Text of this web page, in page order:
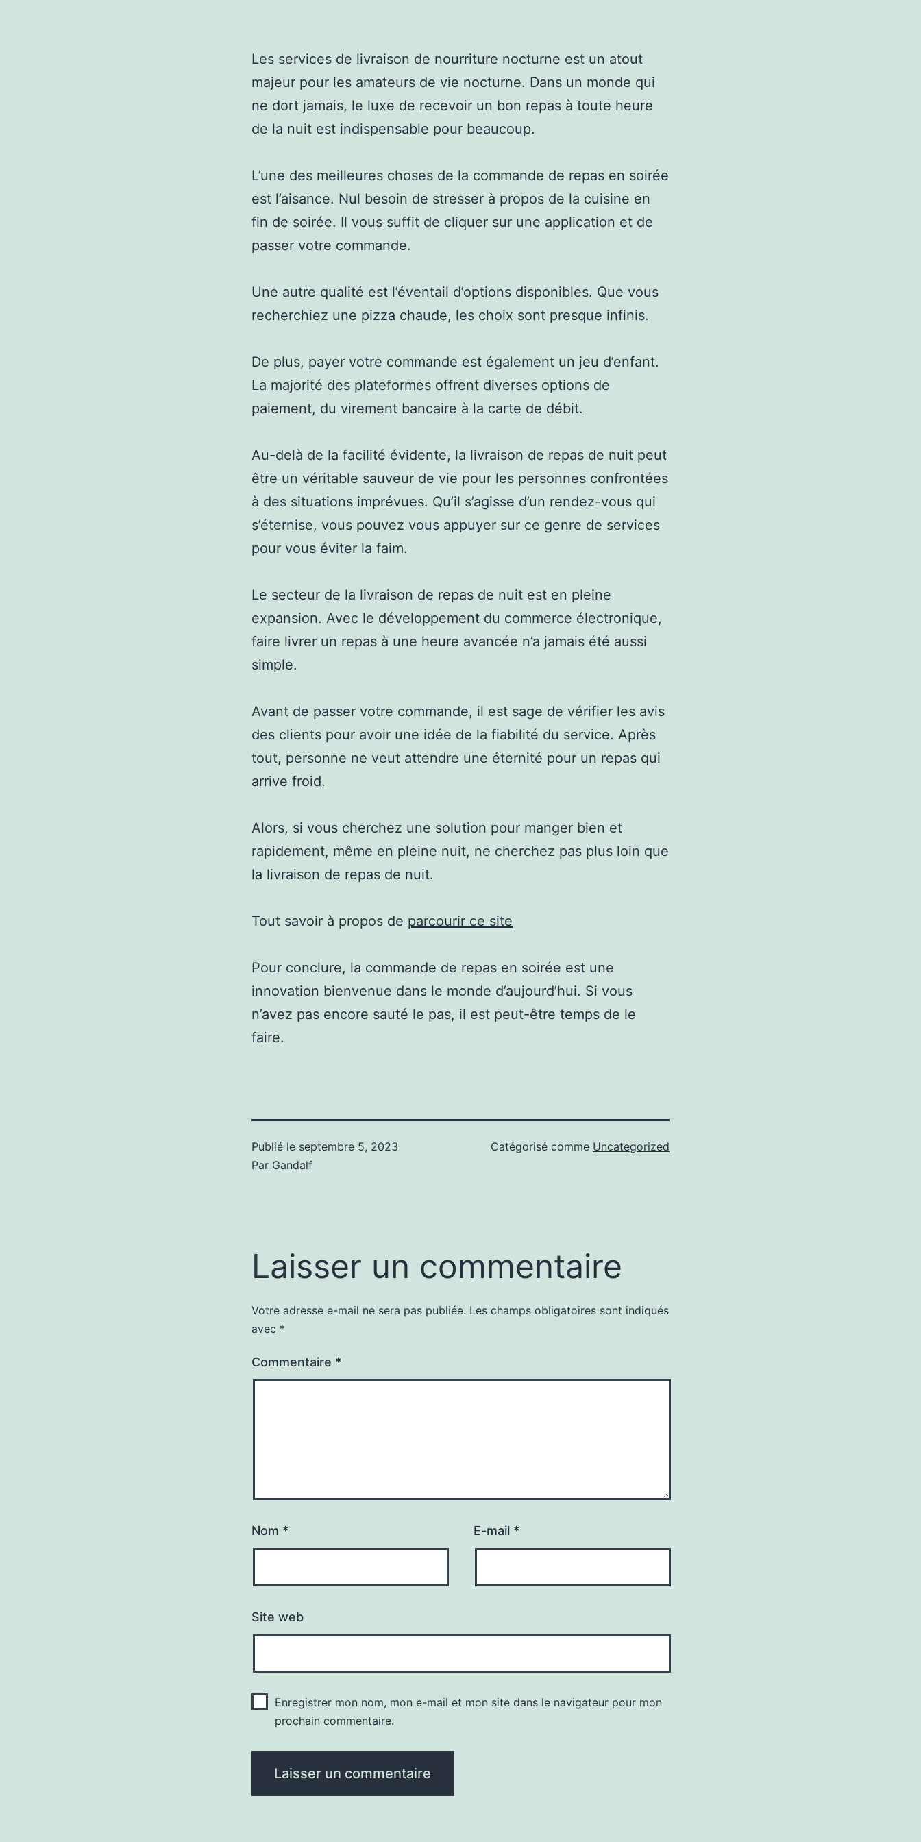
Les services de livraison de nourriture nocturne est un atout
majeur pour les amateurs de vie nocturne. Dans un monde qui
ne dort jamais, le luxe de recevoir un bon repas à toute heure
de la nuit est indispensable pour beaucoup.
L’une des meilleures choses de la commande de repas en soirée
est l’aisance. Nul besoin de stresser à propos de la cuisine en
fin de soirée. Il vous suffit de cliquer sur une application et de
passer votre commande.
Une autre qualité est l’éventail d’options disponibles. Que vous
recherchiez une pizza chaude, les choix sont presque infinis.
De plus, payer votre commande est également un jeu d’enfant.
La majorité des plateformes offrent diverses options de
paiement, du virement bancaire à la carte de débit.
Au-delà de la facilité évidente, la livraison de repas de nuit peut
être un véritable sauveur de vie pour les personnes confrontées
à des situations imprévues. Qu’il s’agisse d’un rendez-vous qui
s’éternise, vous pouvez vous appuyer sur ce genre de services
pour vous éviter la faim.
Le secteur de la livraison de repas de nuit est en pleine
expansion. Avec le développement du commerce électronique,
faire livrer un repas à une heure avancée n’a jamais été aussi
simple.
Avant de passer votre commande, il est sage de vérifier les avis
des clients pour avoir une idée de la fiabilité du service. Après
tout, personne ne veut attendre une éternité pour un repas qui
arrive froid.
Alors, si vous cherchez une solution pour manger bien et
rapidement, même en pleine nuit, ne cherchez pas plus loin que
la livraison de repas de nuit.
Tout savoir à propos de parcourir ce site
Pour conclure, la commande de repas en soirée est une
innovation bienvenue dans le monde d’aujourd’hui. Si vous
n’avez pas encore sauté le pas, il est peut-être temps de le
faire.
Publié le septembre 5, 2023
Par Gandalf
Catégorisé comme Uncategorized
Laisser un commentaire
Votre adresse e-mail ne sera pas publiée. Les champs obligatoires sont indiqués
avec *
Commentaire *
Nom * E-mail *
Site web
Enregistrer mon nom, mon e-mail et mon site dans le navigateur pour mon
prochain commentaire.